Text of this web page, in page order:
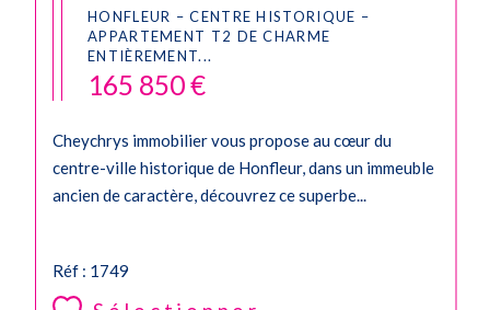
HONFLEUR – CENTRE HISTORIQUE –
APPARTEMENT T2 DE CHARME
ENTIÈREMENT...
165 850 €
Cheychrys immobilier vous propose au cœur du
centre-ville historique de Honfleur, dans un immeuble
ancien de caractère, découvrez ce superbe...
Réf : 1749